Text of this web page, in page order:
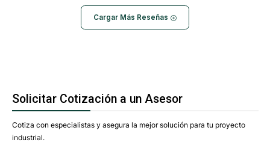
Cargar Más Reseñas
Solicitar Cotización a un Asesor
Cotiza con especialistas y asegura la mejor solución para tu proyecto
industrial.